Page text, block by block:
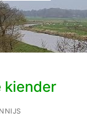
kiender